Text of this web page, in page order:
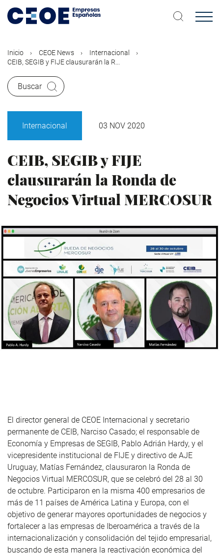
contenido
Inicio CEOE News
Internacional
CEIB, SEGIB y FIJE clausurarán la R...
Buscar
Internacional 03 NOV 2020
CEIB, SEGIB y FIJE
clausurarán la Ronda de
Negocios Virtual MERCOSUR
El director general de CEOE Internacional y secretario
permanente de CEIB, Narciso Casado; el responsable de
Economía y Empresas de SEGIB, Pablo Adrián Hardy, y el
vicepresidente institucional de FIJE y directivo de AJE
Uruguay, Matías Fernández, clausuraron la Ronda de
Negocios Virtual MERCOSUR, que se celebró del 28 al 30
de octubre. Participaron en la misma 400 empresarios de
más de 11 países de América Latina y Europa, con el
objetivo de generar mayores oportunidades de negocios y
fortalecer a las empresas de Iberoamérica a través de la
internacionalización y consolidación del tejido empresarial,
buscando de esta manera la reactivación económica del